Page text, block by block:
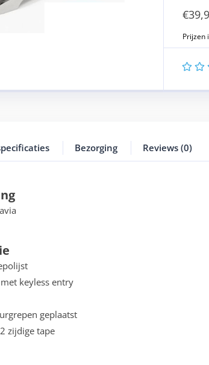
€
3
2
Bezorging Reviews (0)
keyless entry
geplaatst
zijdige tape